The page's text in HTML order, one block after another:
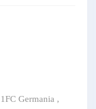
1FC Germania ,